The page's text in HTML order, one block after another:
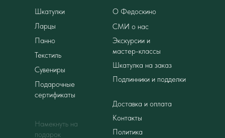
Шкатулки
Ларцы
Панно
Текстиль
Сувениры
Подарочные
сертификаты
Намекнуть на
подарок
О Федоскино
Контакты
Экскурсии и
мастер-классы
Подлинники и подделки
Доставка и оплата
Шкатулка на заказ
Политика
СМИ о нас